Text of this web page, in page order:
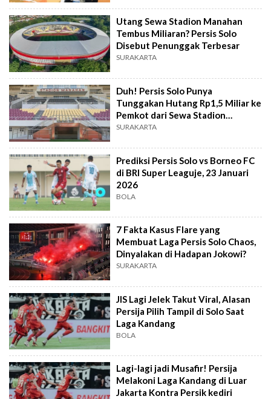
Utang Sewa Stadion Manahan
Tembus Miliaran? Persis Solo
Disebut Penunggak Terbesar
SURAKARTA
Duh! Persis Solo Punya
Tunggakan Hutang Rp1,5 Miliar ke
Pemkot dari Sewa Stadion
Manahan
SURAKARTA
Prediksi Persis Solo vs Borneo FC
di BRI Super Leaguje, 23 Januari
2026
BOLA
7 Fakta Kasus Flare yang
Membuat Laga Persis Solo Chaos,
Dinyalakan di Hadapan Jokowi?
SURAKARTA
JIS Lagi Jelek Takut Viral, Alasan
Persija Pilih Tampil di Solo Saat
Laga Kandang
BOLA
Lagi-lagi jadi Musafir! Persija
Melakoni Laga Kandang di Luar
Jakarta Kontra Persik kediri